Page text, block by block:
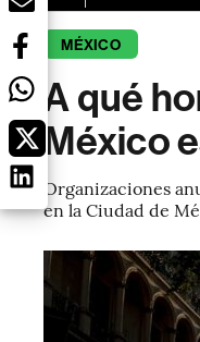
MÉXICO
A qué
México
Organizaciones
en la Ciudad de